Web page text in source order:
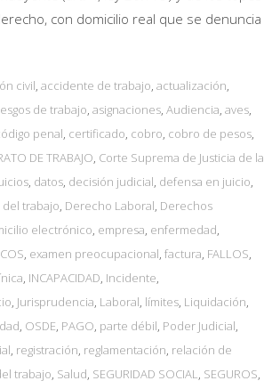
con domicilio real que se denuncia
civil, accidente de trabajo, actualización,
de trabajo, asignaciones, Audiencia, aves,
penal, certificado, cobro, cobro de pesos,
DE TRABAJO, Corte Suprema de Justicia de la
, datos, decisión judicial, defensa en juicio,
trabajo, Derecho Laboral, Derechos
electrónico, empresa, enfermedad,
, examen preocupacional, factura, FALLOS,
, INCAPACIDAD, Incidente,
, Jurisprudencia, Laboral, límites, Liquidación,
, OSDE, PAGO, parte débil, Poder Judicial,
, registración, reglamentación, relación de
trabajo, Salud, SEGURIDAD SOCIAL, SEGUROS,